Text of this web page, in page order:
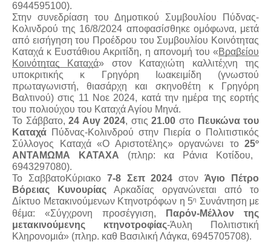
6944595100).
Στην συνεδρίαση του Δημοτικού Συμβουλίου Πύδνας-
Κολινδρού της 16/8/2024 αποφασίσθηκε ομόφωνα, μετά
από εισήγηση του Προέδρου του Συμβουλίου Κοινότητας
Καταχά κ Ευστάθιου Ακριτίδη, η απονομή του «Βραβείου
Κοινότητας Καταχά» στον Καταχιώτη καλλιτέχνη της
υποκριτικής κ Γρηγόρη Ιωακειμίδη (γνωστού
πρωταγωνιστή, θιασάρχη και σκηνοθέτη κ Γρηγόρη
Βαλτινού) στις 11 Νοε 2024, κατά την ημέρα της εορτής
του πολιούχου του Καταχά Αγίου Μηνά.
Το Σάββατο,24 Αυγ 2024, στις21.00 στο Πευκώνα του
Καταχά Πύδνας-Κολινδρού στην Πιερία ο Πολιτιστικός
Σύλλογος Καταχά «Ο Αριστοτέλης» οργανώνει το 25ο
ΑΝΤΑΜΩΜΑ ΚΑΤΑΧΑ (πληρ: κα Ράνια Κοτίδου,
6943297080).
Το ΣαββατοΚύριακο 7-8 Σεπ 2024 στονΆγιο Πέτρο
Βόρειας Κυνουρίας Αρκαδίας οργανώνεται από το
Δίκτυο Μετακινούμενων Κτηνοτρόφων η 5η Συνάντηση με
θέμα: «Σύγχρονη προσέγγιση,
Παρόν-Μέλλον της
μετακινούμενης κτηνοτροφίας-Άυλη Πολιτιστική
Κληρονομιά» (πληρ. καθ Βασιλική Λάγκα, 6945705708).